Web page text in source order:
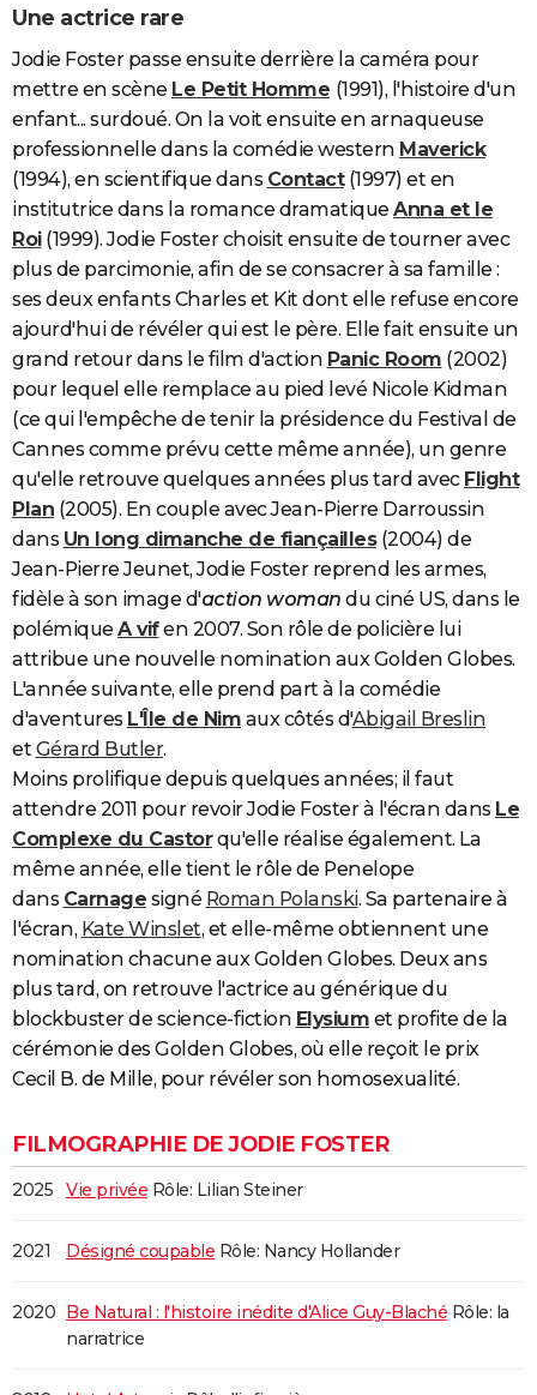
Une actrice rare
Jodie Foster passe ensuite derrière la caméra pour
mettre en scène Le Petit Homme (1991), l'histoire d'un
enfant... surdoué. On la voit ensuite en arnaqueuse
professionnelle dans la comédie western Maverick
(1994), en scientifique dans Contact(1997) et en
institutrice dans la romance dramatique Anna et le
Roi(1999). Jodie Foster choisit ensuite de tourner avec
plus de parcimonie, afin de se consacrer à sa famille :
ses deux enfants Charles et Kit dont elle refuse encore
ajourd'hui de révéler qui est le père. Elle fait ensuite un
grand retour dans le film d'action Panic Room (2002)
pour lequel elle remplace au pied levé Nicole Kidman
(ce qui l'empêche de tenir la présidence du Festival de
Cannes comme prévu cette même année), un genre
qu'elle retrouve quelques années plus tard avec Flight
Plan (2005). En couple avec Jean-Pierre Darroussin
dans Un long dimanche de fiançailles(2004) de
Jean-Pierre Jeunet, Jodie Foster reprend les armes,
fidèle à son image d'action woman du ciné US, dans le
polémique A vifen 2007. Son rôle de policière lui
attribue une nouvelle nomination aux Golden Globes.
L'année suivante, elle prend part à la comédie
d'aventures L'Île de Nim aux côtés d'Abigail Breslin
et Gérard Butler.
Moins prolifique depuis quelques années; il faut
attendre 2011 pour revoir Jodie Foster à l'écran dans Le
Complexe du Castorqu'elle réalise également. La
même année, elle tient le rôle de Penelope
dans Carnage signé Roman Polanski. Sa partenaire à
l'écran, Kate Winslet, et elle-même obtiennent une
nomination chacune aux Golden Globes. Deux ans
plus tard, on retrouve l'actrice au générique du
blockbuster de science-fiction Elysium et profite de la
cérémonie des Golden Globes, où elle reçoit le prix
Cecil B. de Mille, pour révéler son homosexualité.
FILMOGRAPHIE DE JODIE FOSTER
2025 Vie privée Rôle: Lilian Steiner
2021 Désigné coupable Rôle: Nancy Hollander
2020 Be Natural : l'histoire inédite d'Alice Guy-Blaché Rôle: la
narratrice